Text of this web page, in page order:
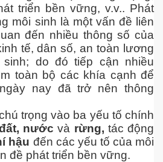
triển bền vững, v.v.. Phát
môi sinh là một vấn đề liên
đến nhiều thông số của
tế, dân số, an toàn lương
do đó tiếp cận nhiều
toàn bộ các khía cạnh để
nay đã trở nên thông
trọng vào ba yếu tố chính
nước và rừng, tác động
hậu đến các yếu tố của môi
đề phát triển bền vững.